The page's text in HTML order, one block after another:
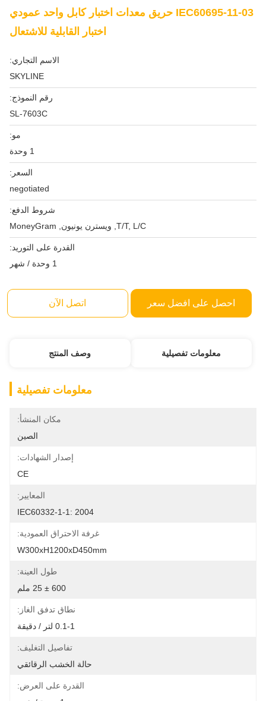
IEC60695-11-03 حريق معدات اختبار كابل واحد عمودي
اختبار القابلية للاشتعال
الاسم التجاري:
SKYLINE
رقم النموذج:
SL-7603C
مو:
السعر:
negotiated
شروط الدفع:
T/T, L/C, ويسترن يونيون, MoneyGram
القدرة على التوريد:
احصل على افضل سعر اتصل الآن
معلومات تفصيلية وصف المنتج
معلومات تفصيلية
مكان المنشأ:
الصين
إصدار الشهادات:
CE
المعايير:
IEC60332-1-1: 2004
غرفة الاحتراق العمودية:
W300xH1200xD450mm
طول العينة:
600 ± 25 ملم
نطاق تدفق الغاز:
0.1-1 لتر / دقيقة
تفاصيل التغليف:
حالة الخشب الرقائقي
القدرة على العرض: